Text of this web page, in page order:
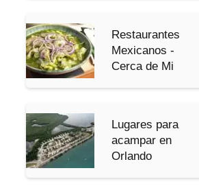
Restaurantes
Mexicanos -
Cerca de Mi
Lugares para
acampar en
Orlando